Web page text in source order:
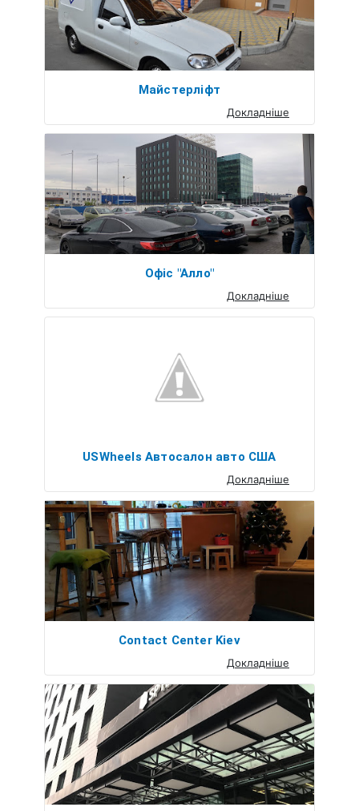
Майстерліфт
Докладніше
Офіс "Алло"
Докладніше
USWheels Автосалон авто США
Докладніше
Contact Center Kiev
Докладніше